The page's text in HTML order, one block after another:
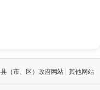
县（市、区）政府网站 其他网站